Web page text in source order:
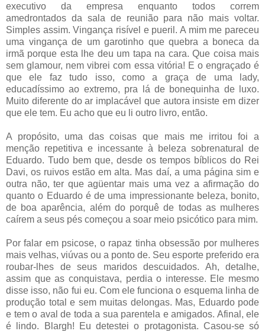
executivo da empresa enquanto todos correm
amedrontados da sala de reunião para não mais voltar.
Simples assim. Vingança risível e pueril. A mim me pareceu
uma vingança de um garotinho que quebra a boneca da
irmã porque esta lhe deu um tapa na cara. Que coisa mais
sem glamour, nem vibrei com essa vitória! E o engraçado é
que ele faz tudo isso, como a graça de uma lady,
educadíssimo ao extremo, pra lá de bonequinha de luxo.
Muito diferente do ar implacável que autora insiste em dizer
que ele tem. Eu acho que eu li outro livro, então.
A propósito, uma das coisas que mais me irritou foi a
menção repetitiva e incessante à beleza sobrenatural de
Eduardo. Tudo bem que, desde os tempos bíblicos do Rei
Davi, os ruivos estão em alta. Mas daí, a uma página sim e
outra não, ter que agüentar mais uma vez a afirmação do
quanto o Eduardo é de uma impressionante beleza, bonito,
de boa aparência, além do porquê de todas as mulheres
caírem a seus pés começou a soar meio psicótico para mim.
Por falar em psicose, o rapaz tinha obsessão por mulheres
mais velhas, viúvas ou a ponto de. Seu esporte preferido era
roubar-lhes de seus maridos descuidados. Ah, detalhe,
assim que as conquistava, perdia o interesse. Ele mesmo
disse isso, não fui eu. Com ele funciona o esquema linha de
produção total e sem muitas delongas. Mas, Eduardo pode
e tem o aval de toda a sua parentela e amigados. Afinal, ele
é lindo. Blargh! Eu detestei o protagonista. Casou-se só